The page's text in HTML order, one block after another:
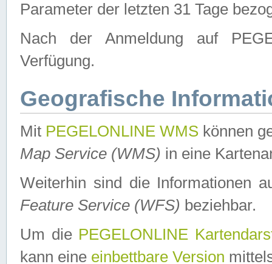
Parameter der letzten 31 Tage
Nach der Anmeldung auf
Verfügung.
Geografische
Mit PEGELONLINE WMS können
Map Service (WMS) in eine
Weiterhin sind die Informationen
Feature Service (WFS) beziehbar.
Um die PEGELONLINE
kann eine einbettbare Version